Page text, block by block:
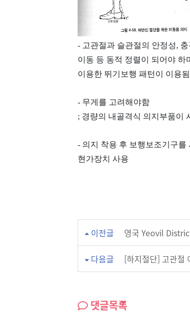
- 고관절과 슬관절의 안정성,
이동 등 동적 정렬이 되어야
이용한 뛰기보행 패턴이 이용됨
- 무게를 고려해야함
; 경량의 내골격식 의지부품이
- 의지 착용 후 보행보조기구
현가장치 사용
이전글 영국 Yeovil
다음글 [하지절단] 고관절
댓글목록